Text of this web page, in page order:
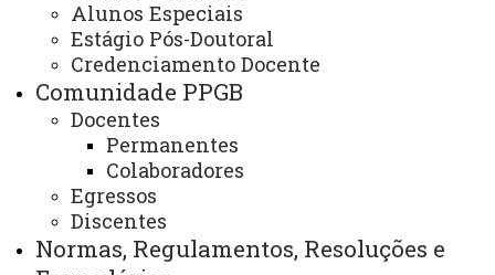
Alunos Especiais
Estágio Pós-Doutoral
Credenciamento Docente
Comunidade PPGB
Docentes
Permanentes
Colaboradores
Egressos
Discentes
Normas, Regulamentos, Resoluções e
Planos de Ensino
ATUALIZAÇÃO MAIS RECENTE: 07 DE MARÇO DE
ACESSOS: 802
Contato: